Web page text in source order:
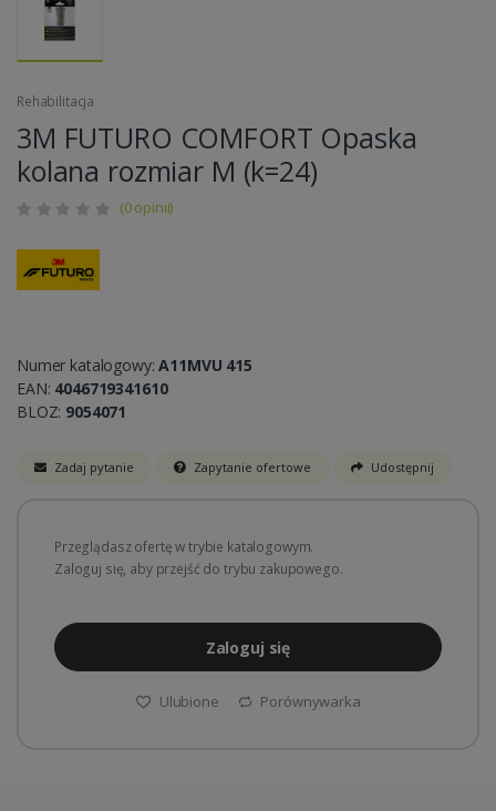
Rehabilitacja
3M FUTURO COMFORT Opaska
kolana rozmiar M (k=24)
(0 opinii)
Numer katalogowy:A11MVU 415
EAN: 4046719341610
BLOZ: 9054071
Zadaj pytanie Zapytanie ofertowe Udostępnij
Przeglądasz ofertę w trybie katalogowym.
Zaloguj się, aby przejść do trybu zakupowego.
Zaloguj się
Ulubione Porównywarka